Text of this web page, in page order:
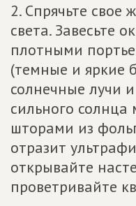
2. Спрячьте свое
света. Завесьте
плотными
(темные и яркие
солнечные лучи
сильного солнца
шторами из
отразит
открывайте
проветривайте